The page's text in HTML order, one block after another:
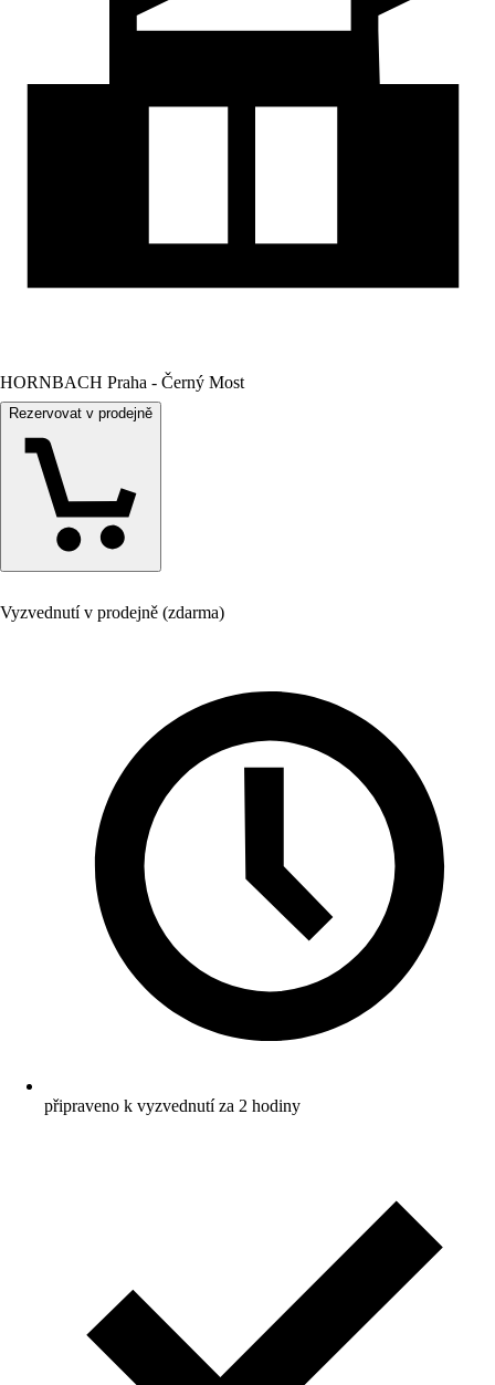
HORNBACH Praha - Černý Most
Rezervovat v prodejně
Vyzvednutí v prodejně (zdarma)
připraveno k vyzvednutí za 2 hodiny